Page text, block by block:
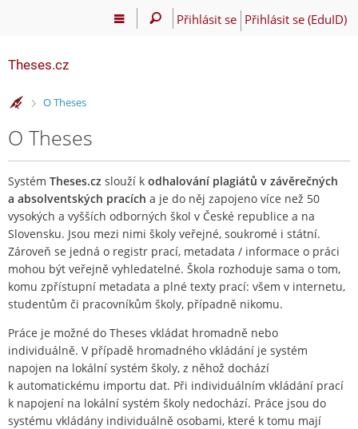
Přihlásit se Přihlásit se (EduID)
Theses.cz
>
O Theses
O Theses
Systém Theses.cz slouží k odhalování plagiátů v závěrečných
a absolventských pracích a je do něj zapojeno více než 50
vysokých a vyšších odborných škol v České republice a na
Slovensku. Jsou mezi nimi školy veřejné, soukromé i státní.
Zároveň se jedná o registr prací, metadata / informace o práci
mohou být veřejně vyhledatelné. Škola rozhoduje sama o tom,
komu zpřístupní metadata a plné texty prací: všem v internetu,
studentům či pracovníkům školy, případně nikomu.
Práce je možné do Theses vkládat hromadně nebo
individuálně. V případě hromadného vkládání je systém
napojen na lokální systém školy, z něhož dochází
k automatickému importu dat. Při individuálním vkládání prací
k napojení na lokální systém školy nedochází. Práce jsou do
systému vkládány individuálně osobami, které k tomu mají